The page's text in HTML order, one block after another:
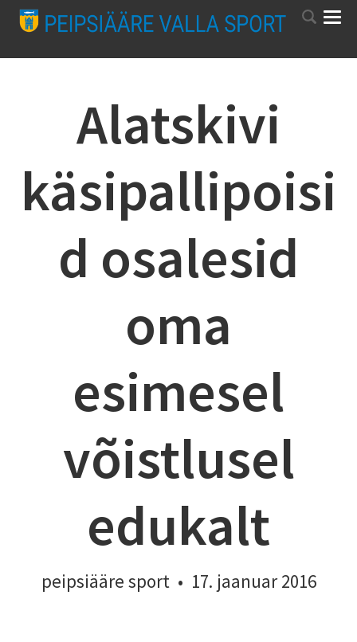
Alatskivi
käsipallipoisi
d osalesid
oma
esimesel
võistlusel
edukalt
peipsiääre sport • 17. jaanuar 2016